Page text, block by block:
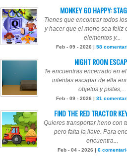
MONKEY GO HAPPY:
Tienes que encontrar todos
y hacer que el mono sea feliz
elementos y...
Feb - 09 - 2026 | 58
NIGHT ROOM
Te encuentras encerrado en
intentas escapar de ella
objetos y pistas,...
Feb - 09 - 2026 | 31
FIND THE RED TRACTOR
Quieres transportar heno con
pero falta la llave. Para
encuentra...
Feb - 04 - 2026 | 6